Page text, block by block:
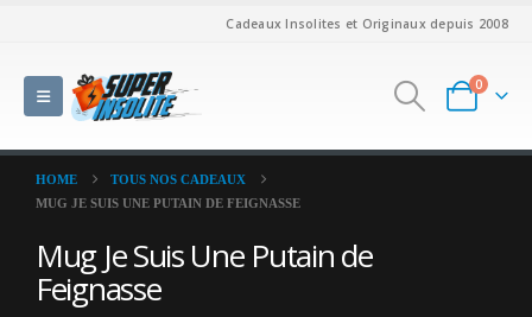
Cadeaux Insolites et Originaux depuis 2008
0
HOME
TOUS NOS CADEAUX
MUG JE SUIS UNE PUTAIN DE FEIGNASSE
Mug Je Suis Une Putain de
Feignasse